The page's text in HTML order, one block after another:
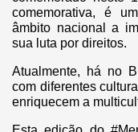
comemorativa, é
âmbito nacional a
sua luta por direitos.
Atualmente, há no
com diferentes
enriquecem a